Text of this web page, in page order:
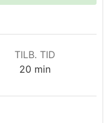
TILB. TID
20minutter
min